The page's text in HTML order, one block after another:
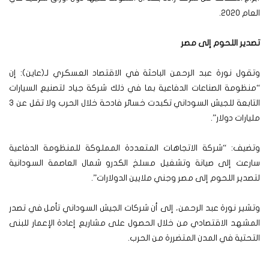
العام 2020.
تصدير اللحوم إلى مصر
وتقول نورة عبد الرحمن الباحثة في الاقتصاد العسكري لـ(عاين): إن
“منظومة الصناعات الدفاعية بما في ذلك شركة جياد لتصنيع السيارات
التابعة للجيش السوداني تكبدت خسائر فادحة خلال الحرب ولا تقل عن 3
مليارات دولار”.
وتضيف: “شركة الاتجاهات المتعددة المملوكة للمنظومة الدفاعية
سارعت إلى صيانة وتشغيل مسلخ الكدرو شمال العاصمة السودانية
لتصدير اللحوم إلى مصر وجني ملايين الدولارات”.
وتشير نورة عبد الرحمن، إلى أن شركات الجيش السوداني تأمل في تصدر
المشهد الاقتصادي من خلال الحصول على مشاريع إعادة الإعمار للبنى
التحتية في المدن المتضررة من الحرب.